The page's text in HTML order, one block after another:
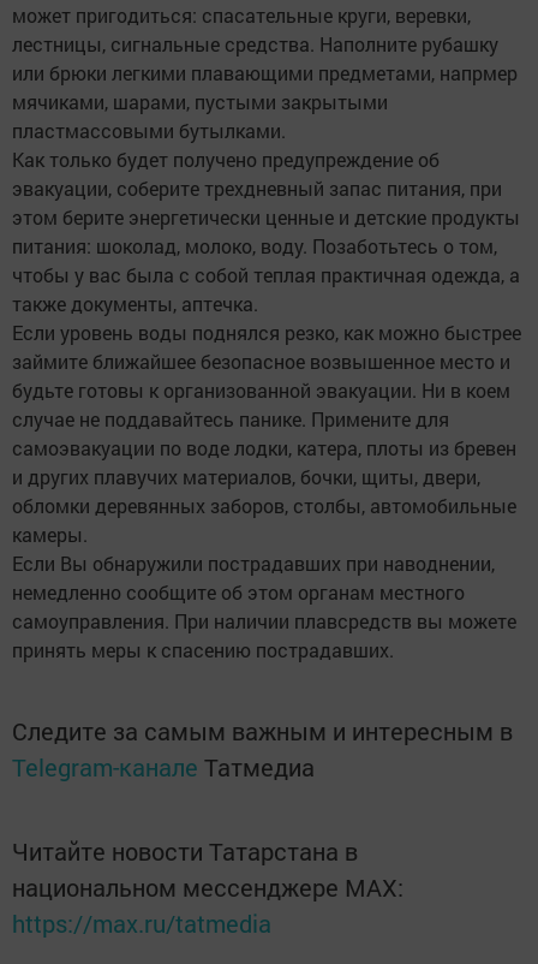
может пригодиться: спасательные круги, веревки,
лестницы, сигнальные средства. Наполните рубашку
или брюки легкими плавающими предметами, напрмер
мячиками, шарами, пустыми закрытыми
пластмассовыми бутылками.
Как только будет получено предупреждение об
эвакуации, соберите трехдневный запас питания, при
этом берите энергетически ценные и детские продукты
питания: шоколад, молоко, воду. Позаботьтесь о том,
чтобы у вас была с собой теплая практичная одежда, а
также документы, аптечка.
Если уровень воды поднялся резко, как можно быстрее
займите ближайшее безопасное возвышенное место и
будьте готовы к организованной эвакуации. Ни в коем
случае не поддавайтесь панике. Примените для
самоэвакуации по воде лодки, катера, плоты из бревен
и других плавучих материалов, бочки, щиты, двери,
обломки деревянных заборов, столбы, автомобильные
камеры.
Если Вы обнаружили пострадавших при наводнении,
немедленно сообщите об этом органам местного
самоуправления. При наличии плавсредств вы можете
принять меры к спасению пострадавших.
Следите за самым важным и интересным в
Telegram-канале Татмедиа
Читайте новости Татарстана в
национальном мессенджере MАХ:
https://max.ru/tatmedia